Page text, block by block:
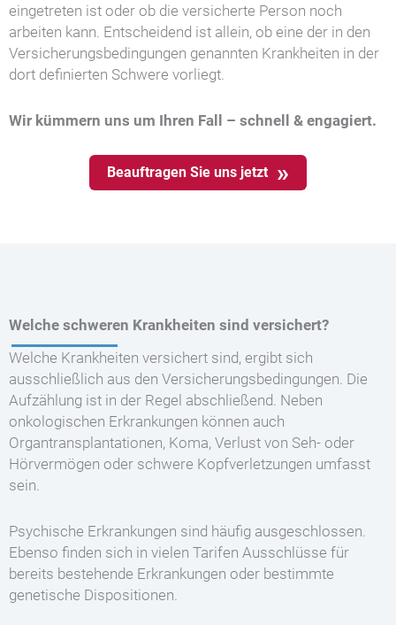
eingetreten ist oder ob die versicherte Person noch
arbeiten kann. Entscheidend ist allein, ob eine der in den
Versicherungsbedingungen genannten Krankheiten in der
dort definierten Schwere vorliegt.
Wir kümmern uns um Ihren Fall – schnell & engagiert.
Beauftragen Sie uns jetzt
Welche schweren Krankheiten sind versichert?
Welche Krankheiten versichert sind, ergibt sich
ausschließlich aus den Versicherungsbedingungen. Die
Aufzählung ist in der Regel abschließend. Neben
onkologischen Erkrankungen können auch
Organtransplantationen, Koma, Verlust von Seh- oder
Hörvermögen oder schwere Kopfverletzungen umfasst
sein.
Psychische Erkrankungen sind häufig ausgeschlossen.
Ebenso finden sich in vielen Tarifen Ausschlüsse für
bereits bestehende Erkrankungen oder bestimmte
genetische Dispositionen.